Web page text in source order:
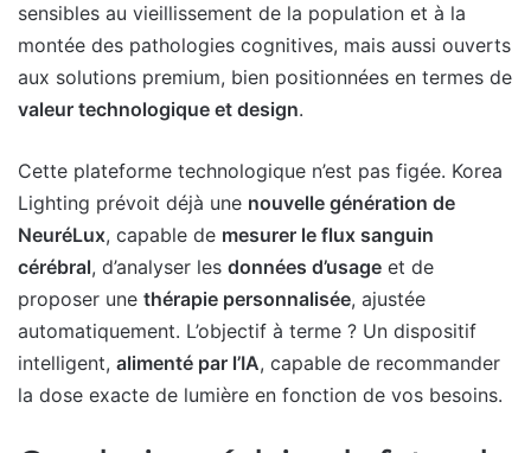
sensibles au vieillissement de la population et à la
montée des pathologies cognitives, mais aussi ouverts
aux solutions premium, bien positionnées en termes de
valeur technologique et design.
Cette plateforme technologique n’est pas figée. Korea
Lighting prévoit déjà une nouvelle génération de
NeuréLux, capable de mesurer le flux sanguin
cérébral, d’analyser les données d’usage et de
proposer une thérapie personnalisée, ajustée
automatiquement. L’objectif à terme ? Un dispositif
intelligent, alimenté par l’IA, capable de recommander
la dose exacte de lumière en fonction de vos besoins.